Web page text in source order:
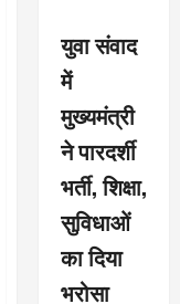
युवा संवाद
में
मुख्यमंत्री
ने पारदर्शी
भर्ती, शिक्षा,
सुविधाओं
का दिया
भरोसा